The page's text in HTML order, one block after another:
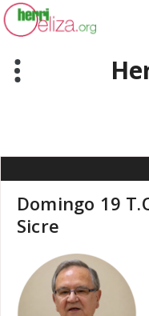
Skip
to
content
Domingo 19
Sicre